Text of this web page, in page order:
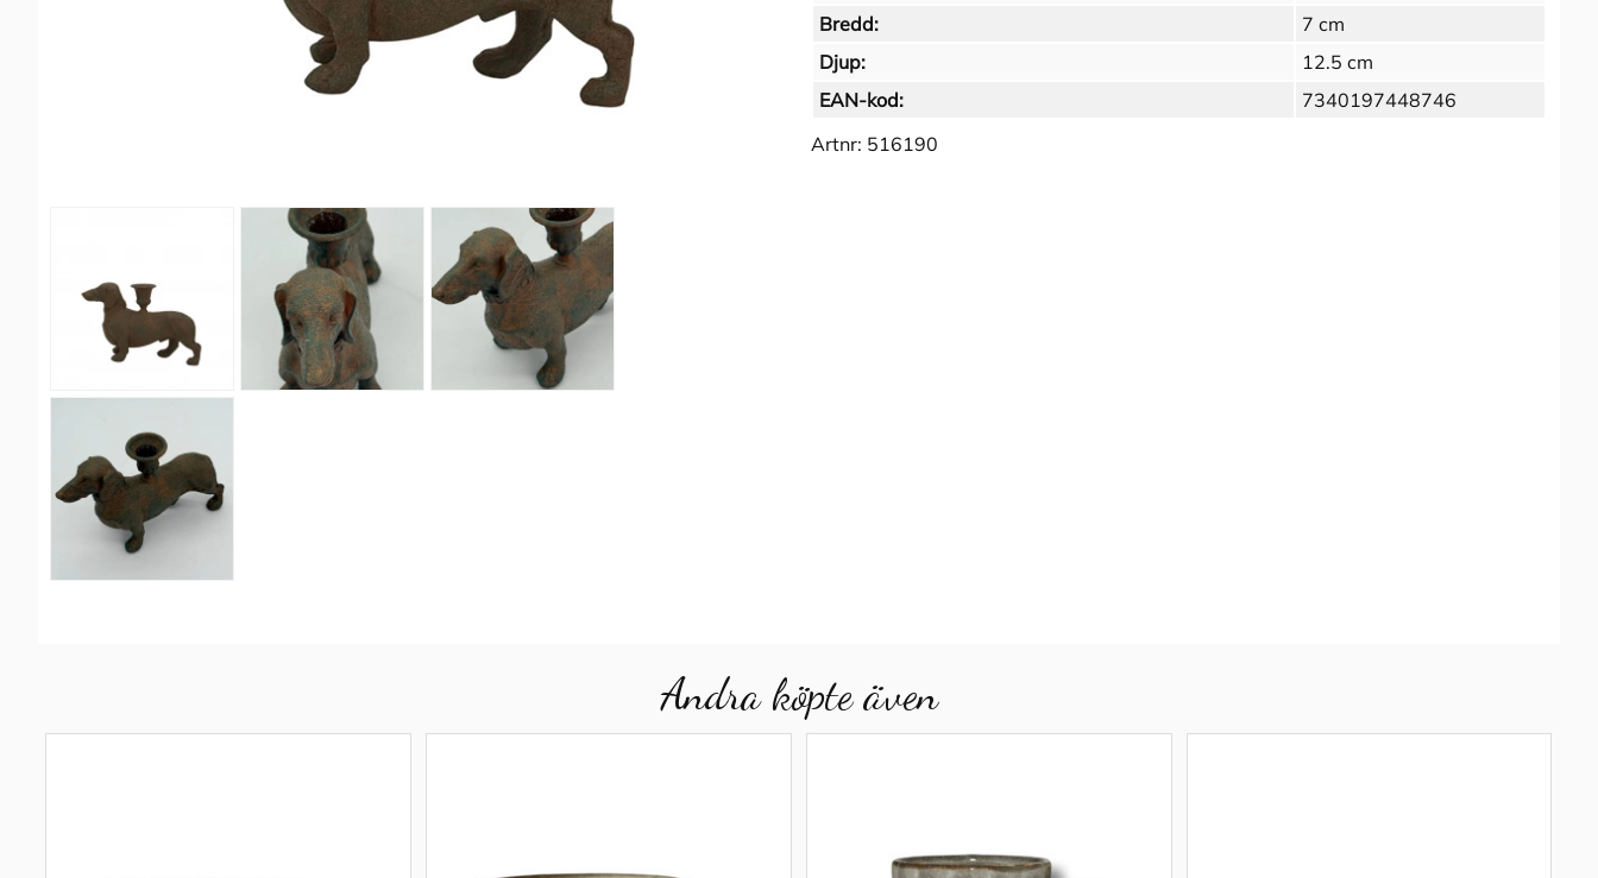
Bredd:
7 cm
Djup:
12.5 cm
EAN-kod:
7340197448746
Artnr: 516190
Andra köpte även